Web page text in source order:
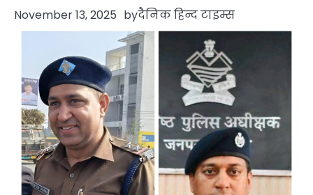
November 13, 2025 byदैनिक हिन्द टाइम्स